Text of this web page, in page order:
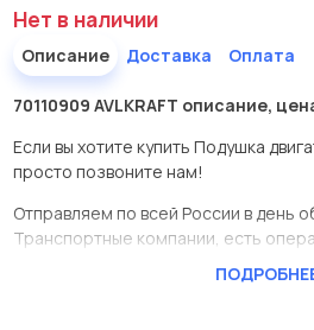
Нет в наличии
Описание Доставка Оплата
70110909 AVLKRAFT описание,
Если вы хотите купить Подушка
просто позвоните нам!
Отправляем по всей России в день
Транспортные компании, есть